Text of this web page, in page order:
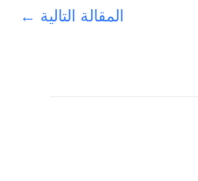
المقالة التالية ←